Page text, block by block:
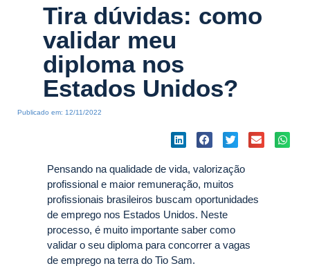
Tira dúvidas: como
validar meu
diploma nos
Estados Unidos?
Publicado em: 12/11/2022
Pensando na qualidade de vida, valorização
profissional e maior remuneração, muitos
profissionais brasileiros buscam oportunidades
de emprego nos Estados Unidos. Neste
processo, é muito importante saber como
validar o seu diploma para concorrer a vagas
de emprego na terra do Tio Sam.